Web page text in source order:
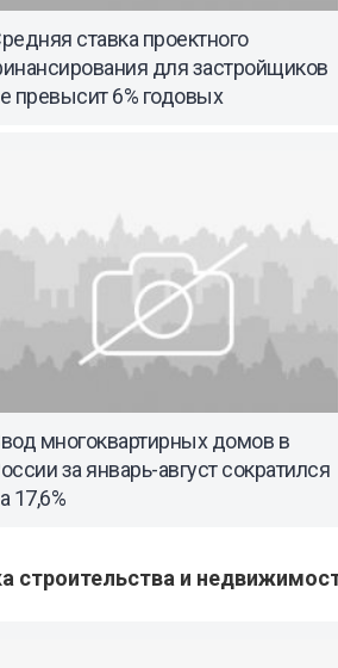
ставка проектного
для застройщиков
превысит 6% годовых
многоквартирных домов в
за январь-август сократился
17,6%
и